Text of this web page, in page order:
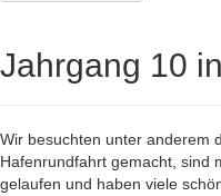
Jahrgang 10
Wir besuchten unter anderem
Hafenrundfahrt gemacht, sind
gelaufen und haben viele